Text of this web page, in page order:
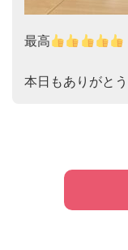
最高
本日もありがと